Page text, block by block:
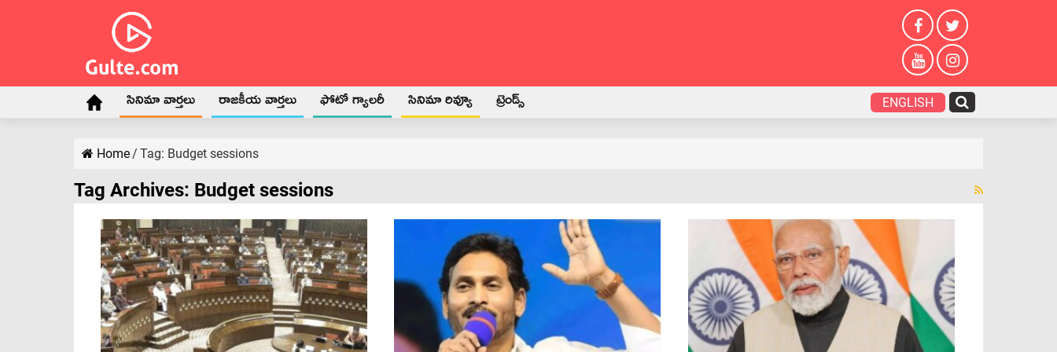
సినిమా వార్తలు రాజకీయ వార్తలు ఫోటో గ్యాలరీ సినిమా రివ్యూ ట్రెండ్స్ ENGLISH
Home/ Tag: Budget sessions
Tag Archives: Budget sessions